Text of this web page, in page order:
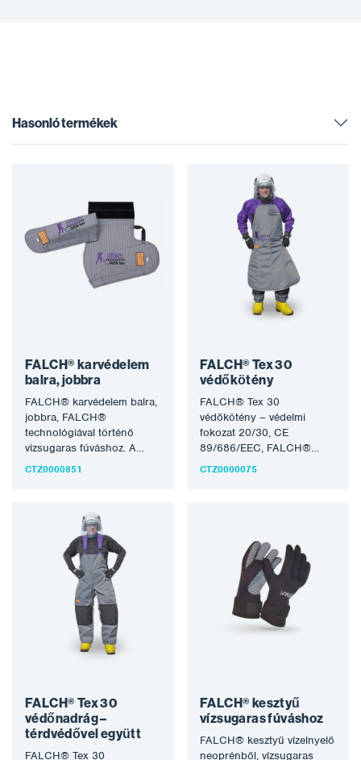
Hasonló termékek
FALCH® karvédelem
balra, jobbra
FALCH® karvédelem balra,
jobbra, FALCH®
technológiával történő
vízsugaras fúváshoz. A
vízsugár (statikus vagy
CTZ0000851
FALCH® Tex 30
védőkötény
FALCH® Tex 30
védőkötény – védelmi
fokozat 20/30, CE
89/686/EEC, FALCH®
technológiával történő
CTZ0000075
FALCH® Tex 30
védőnadrág –
térdvédővel együtt
FALCH® Tex 30
FALCH® kesztyű
vízsugaras fúváshoz
FALCH® kesztyű vízelnyelő
neoprénből, vízsugaras